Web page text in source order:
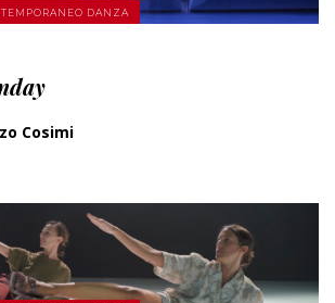
DANZA
Cosimi
SCOPRI DI PIÙ